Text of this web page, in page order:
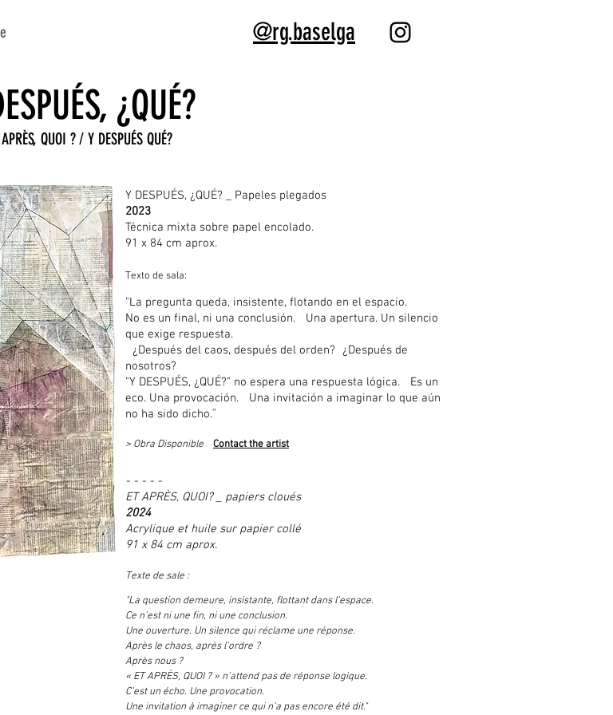
@rg.baselga
¿QUÉ?
QUOI ?/ Y DESPUÉS QUÉ?
Y DESPUÉS, ¿QUÉ? _ Papeles plegados
2023
Técnica mixta sobre papel encolado.
91 x 84 cm aprox.
Texto de sala:
"La pregunta queda, insistente, flotando en el espacio.
No es un final, ni una conclusión. Una apertura. Un silencio
que exige respuesta.
¿Después del caos, después del orden? ¿Después de
nosotros?
"Y DESPUÉS, ¿QUÉ?" no espera una respuesta lógica. Es un
eco. Una provocación. Una invitación a imaginar lo que aún
no ha sido dicho."
> Obra Disponible Contact the artist
- - - - -
ET APRÈS, QUOI? _ papiers cloués
2024
Acrylique et huile sur papier collé
91 x 84 cm aprox.
Texte de sale :
"La question demeure, insistante, flottant dans l’espace.
Ce n’est ni une fin, ni une conclusion.
Une ouverture. Un silence qui réclame une réponse.
Après le chaos, après l’ordre ?
Après nous ?
« ET APRÈS, QUOI ? » n’attend pas de réponse logique.
C’est un écho. Une provocation.
Une invitation à imaginer ce qui n’a pas encore été dit."